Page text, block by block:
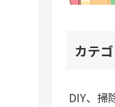
カテ
DIY、掃